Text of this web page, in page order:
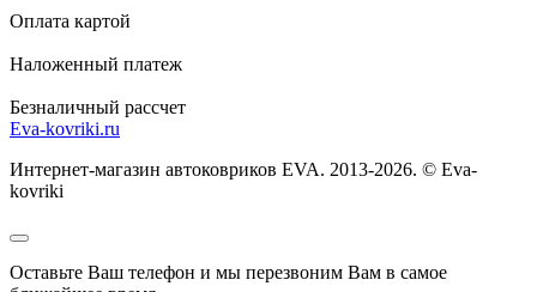
Оплата картой
Наложенный платеж
Безналичный рассчет
Eva-kovriki.ru
Интернет-магазин автоковриков EVA. 2013-2026. © Eva-
kovriki
Оставьте Ваш телефон и мы перезвоним Вам в самое